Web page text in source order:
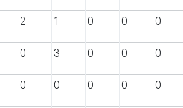
2 1 0 0 0
0 3 0 0 0
0 0 0 0 0